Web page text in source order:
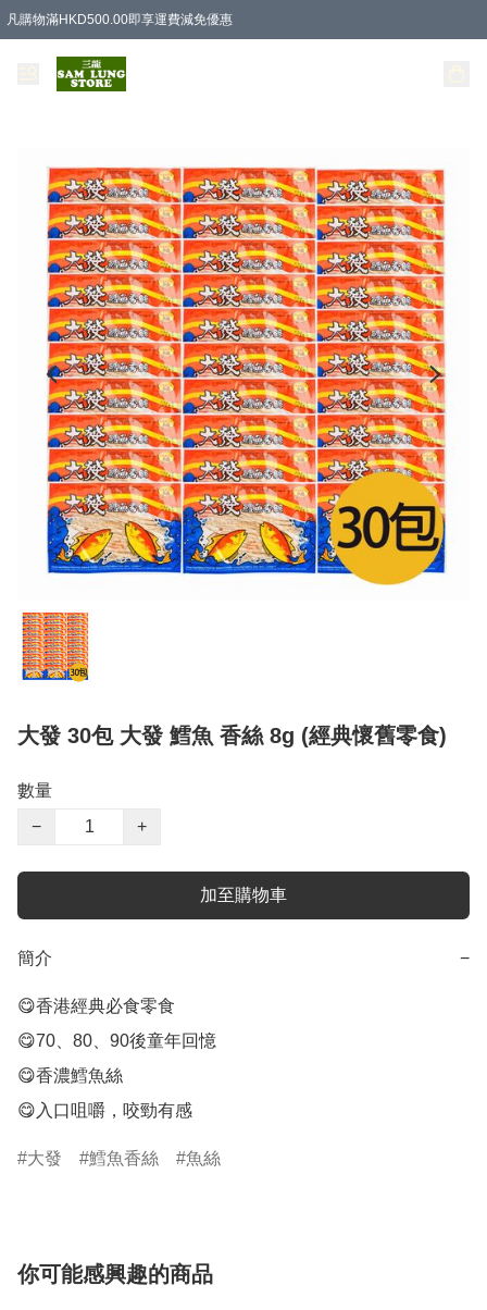
凡購物滿HKD500.00即享運費減免優惠
大發 30包 大發 鱈魚 香絲 8g (經典懷舊零食)
數量
−
+
加至購物車
簡介 −
😋香港經典必食零食
😋70、80、90後童年回憶
😋香濃鱈魚絲
😋入口咀嚼，咬勁有感
大發 鱈魚香絲 魚絲
你可能感興趣的商品